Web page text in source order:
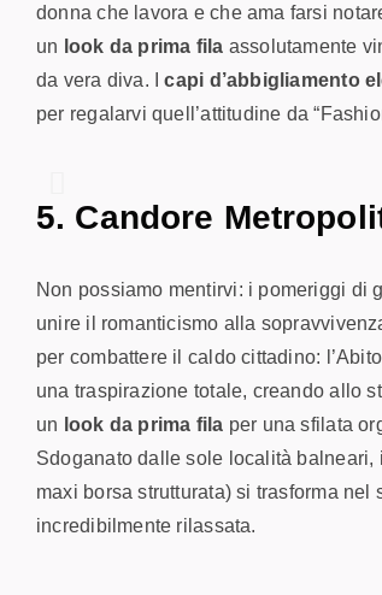
donna che lavora e che ama farsi
un look da prima fila assolutamente
da vera diva. Icapi d’abbigliamento
per regalarvi quell’attitudine da
5. Candore
Non possiamo mentirvi: i pomeriggi di
unire il romanticismo alla
per combattere il caldo cittadino: l’
una traspirazione totale, creando allo
un look da prima fila per una sfilata
Sdoganato dalle sole località
maxi borsa strutturata) si trasforma nel
incredibilmente rilassata.